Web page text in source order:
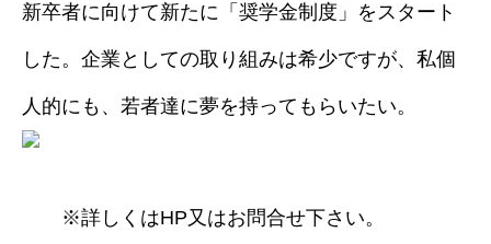
新卒者に向けて新たに「奨学金制度」をスタート
した。企業としての取り組みは希少ですが、私個
人的にも、若者達に夢を持ってもらいたい。
※詳しくはHP又はお問合せ下さい。